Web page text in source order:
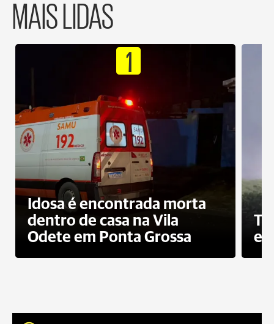
MAIS LIDAS
1
Idosa é encontrada morta
dentro de casa na Vila
Odete em Ponta Grossa
e